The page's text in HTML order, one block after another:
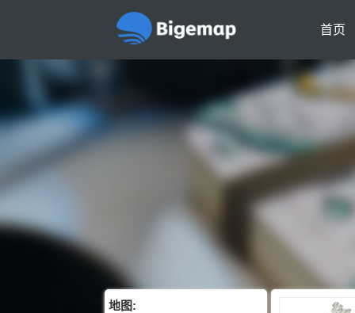
首页
地图: